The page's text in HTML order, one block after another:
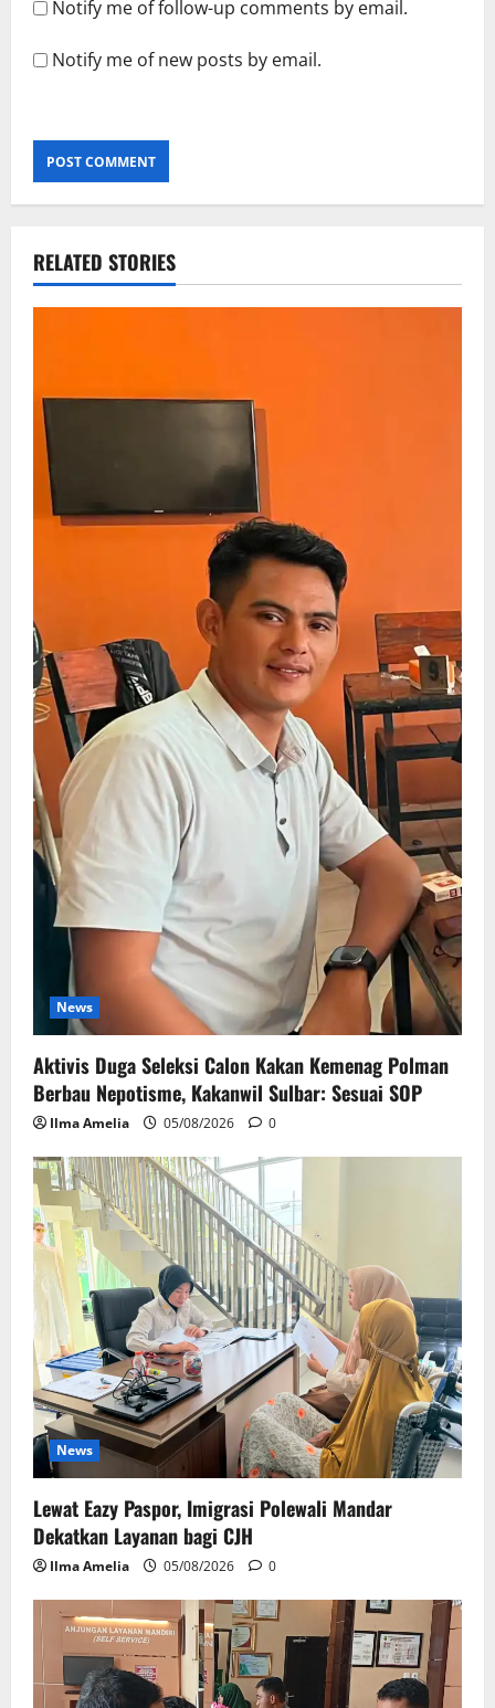
Notify me of follow-up comments by email.
Notify me of new posts by email.
RELATED STORIES
News
Aktivis Duga Seleksi Calon Kakan Kemenag Polman
Berbau Nepotisme, Kakanwil Sulbar: Sesuai SOP
Ilma Amelia 05/08/2026 0
News
Lewat Eazy Paspor, Imigrasi Polewali Mandar
Dekatkan Layanan bagi CJH
Ilma Amelia 05/08/2026 0